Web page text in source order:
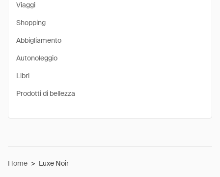
Viaggi
Shopping
Abbigliamento
Autonoleggio
Libri
Prodotti di bellezza
Home > Luxe Noir